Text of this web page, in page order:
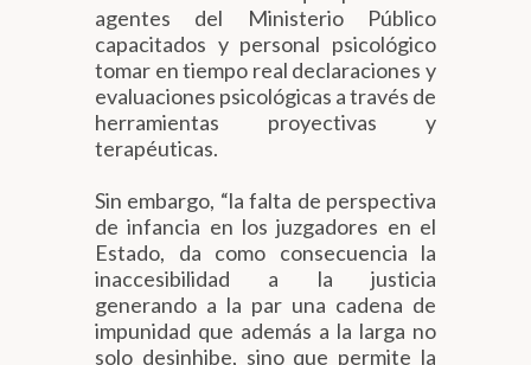
agentes del Ministerio Público
capacitados y personal psicológico
tomar en tiempo real declaraciones y
evaluaciones psicológicas a través de
herramientas proyectivas y
terapéuticas.
Sin embargo, “la falta de perspectiva
de infancia en los juzgadores en el
Estado, da como consecuencia la
inaccesibilidad a la justicia
generando a la par una cadena de
impunidad que además a la larga no
solo desinhibe, sino que permite la